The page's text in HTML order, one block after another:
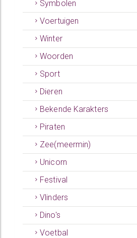
Symbolen
Voertuigen
Winter
Woorden
Sport
Dieren
Bekende Karakters
Piraten
Zee(meermin)
Unicorn
Festival
Vlinders
Dino's
Voetbal